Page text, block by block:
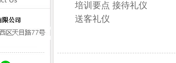
培训要点 接待礼仪
送客礼仪